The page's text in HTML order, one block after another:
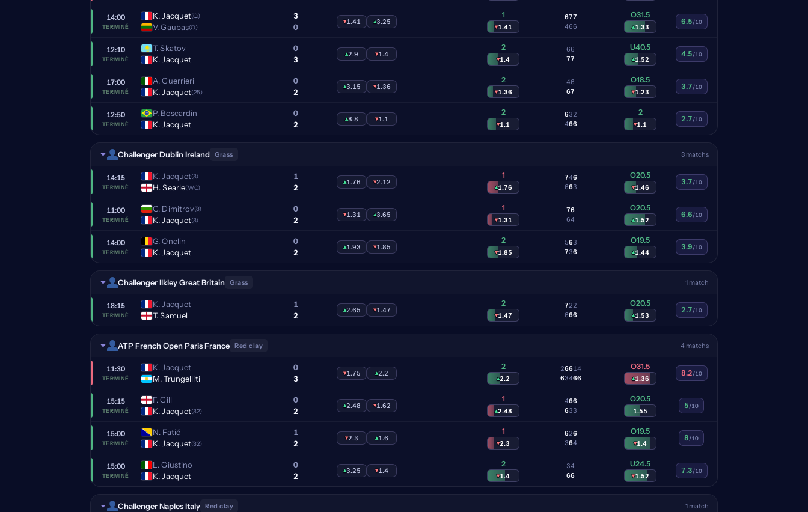
14:00
TERMINÉ
K. Jacquet(Q)
V. Gaubas(Q)
3
0
▾1.41 ▴3.25
1
▾1.41
6
4
7
6
7
6
O31.5
▴1.33
6.5/10
12:10
TERMINÉ
T. Skatov
K. Jacquet
0
3
▴2.9 ▾1.4
2
▾1.4
6
7
6
7
U40.5
▴1.52
4.5/10
17:00
TERMINÉ
A. Guerrieri
K. Jacquet(25)
0
2
▴3.15 ▾1.36
2
▾1.36
4
6
6
7
O18.5
▾1.23
3.7/10
12:50
TERMINÉ
P. Boscardin
K. Jacquet
0
2
▴8.8 ▾1.1
2
▾1.1
6
4
3
6
2
6
2
▾1.1
2.7/10
Challenger Dublin Ireland Grass 3 matchs
14:15
TERMINÉ
K. Jacquet(3)
H. Searle(WC)
1
2
▴1.76 ▾2.12
1
▴1.76
7
6
4
6
6
3
O20.5
▾1.46
3.7/10
11:00
TERMINÉ
G. Dimitrov(8)
K. Jacquet(3)
0
2
▾1.31 ▴3.65
1
▾1.31
7
6
6
4
O20.5
▴1.52
6.6/10
14:00
TERMINÉ
G. Onclin
K. Jacquet
0
2
▴1.93 ▾1.85
2
▾1.85
5
7
6
3
3
6
O19.5
▴1.44
3.9/10
Challenger Ilkley Great Britain Grass 1 match
18:15
TERMINÉ
K. Jacquet
T. Samuel
1
2
▴2.65 ▾1.47
2
▾1.47
7
6
2
6
2
6
O20.5
▴1.53
2.7/10
ATP French Open Paris France Red clay 4 matchs
11:30
TERMINÉ
K. Jacquet
M. Trungelliti
0
3
▾1.75 ▴2.2
2
▴2.2
2
6
6
3
6
4
1
6
4
6
O31.5
▴1.36
8.2/10
15:15
TERMINÉ
F. Gill
K. Jacquet(32)
0
2
▴2.48 ▾1.62
1
▴2.48
4
6
6
3
6
3
O20.5
1.55
5/10
15:00
TERMINÉ
N. Fatić
K. Jacquet(32)
1
2
▾2.3 ▴1.6
1
▾2.3
6
3
2
6
6
4
O19.5
▾1.4
8/10
15:00
TERMINÉ
L. Giustino
K. Jacquet
0
2
▴3.25 ▾1.4
2
▾1.4
3
6
4
6
U24.5
▾1.52
7.3/10
Challenger Naples Italy Red clay 1 match